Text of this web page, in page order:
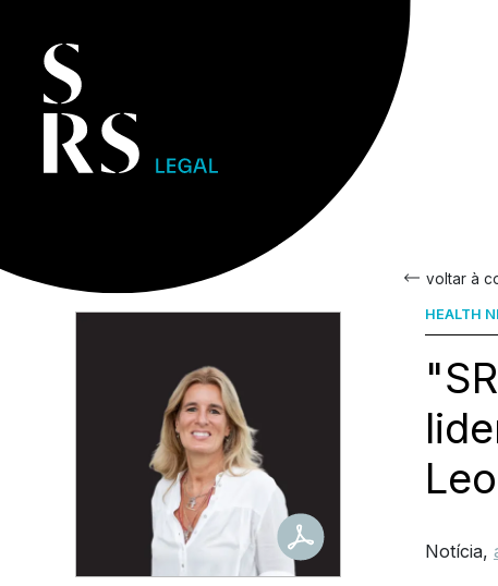
voltar à
HEALTH
Notícia,